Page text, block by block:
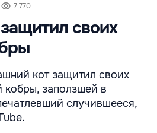
7 770
своих
кот защитил своих
кобры, заползшей в
случившееся,